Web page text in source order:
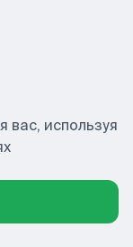
используя